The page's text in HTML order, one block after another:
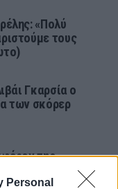
Personal
«Πολύ
τους
Γκαρσία ο
των σκόρερ
της